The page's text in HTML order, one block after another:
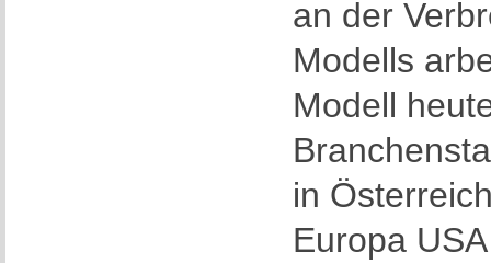
an der
Modells
Modell
in
Europa